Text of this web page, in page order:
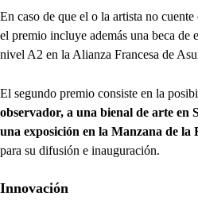
En caso de que el o la artista no
el premio incluye además una beca de
nivel A2 en la Alianza Francesa de
El segundo premio consiste en la
observador, a una bienal de arte en
una exposición en la Manzana de la
para su difusión e inauguración.
Innovación